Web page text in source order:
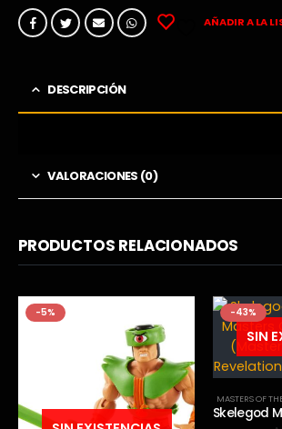
AÑADIR A LA
DESCRIPCIÓN
VALORACIONES (0)
PRODUCTOS RELACIONADOS
-5% -43%
SIN
MASTERS OF